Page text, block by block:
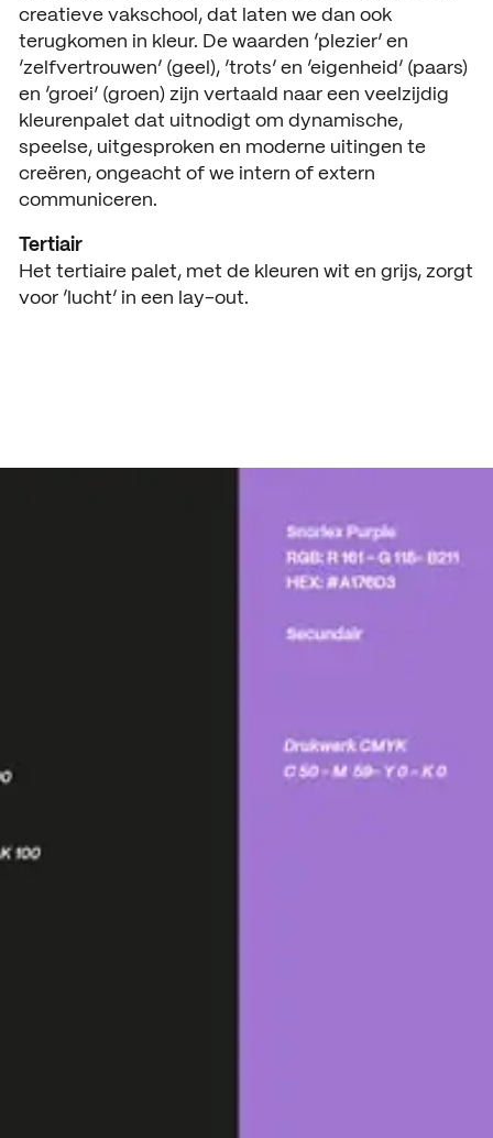
creatieve vakschool, dat laten we dan ook
terugkomen in kleur. De waarden ‘plezier’ en
‘zelfvertrouwen’ (geel), ’trots’ en ‘eigenheid’ (paars)
en ‘groei’ (groen) zijn vertaald naar een veelzijdig
kleurenpalet dat uitnodigt om dynamische,
speelse, uitgesproken en moderne uitingen te
creëren, ongeacht of we intern of extern
communiceren.
Tertiair
Het tertiaire palet, met de kleuren wit en grijs, zorgt
voor ‘lucht’ in een lay-out.